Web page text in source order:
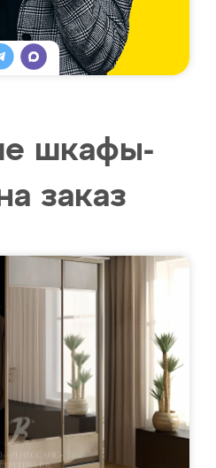
шкафы-
заказ